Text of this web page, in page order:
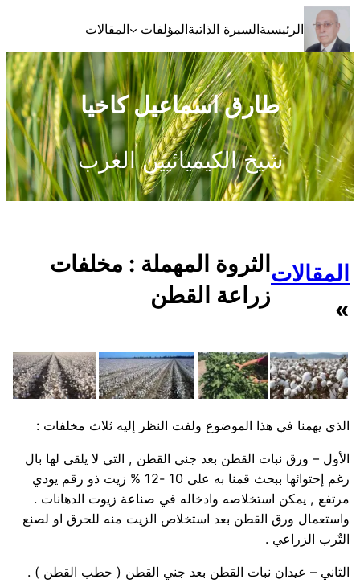
تخطى
إلى
المحتوى
الرئيسيةالسيرة الذاتيةالمؤلفات المقالات
طارق اسماعيل كاخيا
شيخ الكيميائيين العرب
المقالات
»
الثروة المهملة : مخلفات
زراعة القطن
الذي يهمنا في هذا الموضوع ولفت النظر إليه ثلاث مخلفات :
الأول – ورق نبات القطن بعد جني القطن , التي لا يلقى لها بال
رغم إحتوائها ببحث قمنا به على 10 -12 % زيت ذو رقم يودي
مرتفع , يمكن استخلاصه وادخاله في صناعة زيوت الدهانات .
واستعمال ورق القطن بعد استخلاص الزيت منه للحرق او لصنع
التٌرب الزراعي .
الثاني – عيدان نبات القطن بعد جني القطن ( حطب القطن ) .